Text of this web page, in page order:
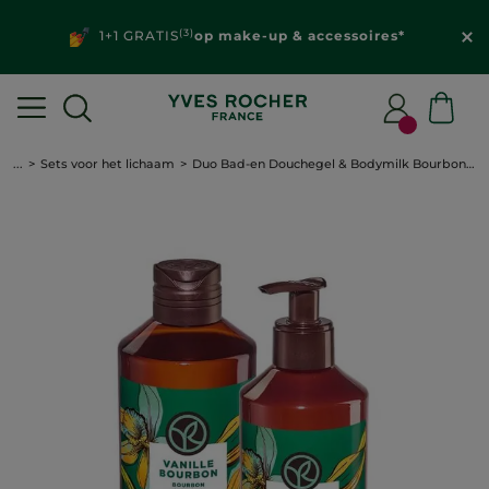
1+1 GRATIS(3)op make-up & accessoires*
... Sets voor het lichaam Duo Bad-en Douchegel & Bodymilk Bourbonvanille